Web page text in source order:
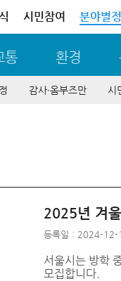
시민참여 분야별
통 환경
감사∙옴부즈만 시
2025년 겨
등록일 : 2024-12-
서울시는 방학
모집합니다.